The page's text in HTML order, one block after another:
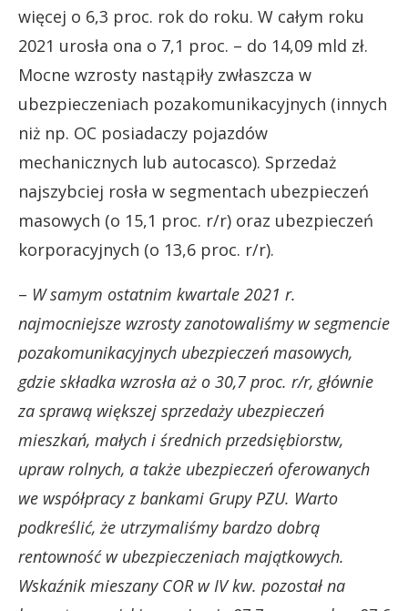
więcej o 6,3 proc. rok do roku. W całym roku
2021 urosła ona o 7,1 proc. – do 14,09 mld zł.
Mocne wzrosty nastąpiły zwłaszcza w
ubezpieczeniach pozakomunikacyjnych (innych
niż np. OC posiadaczy pojazdów
mechanicznych lub autocasco). Sprzedaż
najszybciej rosła w segmentach ubezpieczeń
masowych (o 15,1 proc. r/r) oraz ubezpieczeń
korporacyjnych (o 13,6 proc. r/r).
– W samym ostatnim kwartale 2021 r.
najmocniejsze wzrosty zanotowaliśmy w segmencie
pozakomunikacyjnych ubezpieczeń masowych,
gdzie składka wzrosła aż o 30,7 proc. r/r, głównie
za sprawą większej sprzedaży ubezpieczeń
mieszkań, małych i średnich przedsiębiorstw,
upraw rolnych, a także ubezpieczeń oferowanych
we współpracy z bankami Grupy PZU. Warto
podkreślić, że utrzymaliśmy bardzo dobrą
rentowność w ubezpieczeniach majątkowych.
Wskaźnik mieszany COR w IV kw. pozostał na